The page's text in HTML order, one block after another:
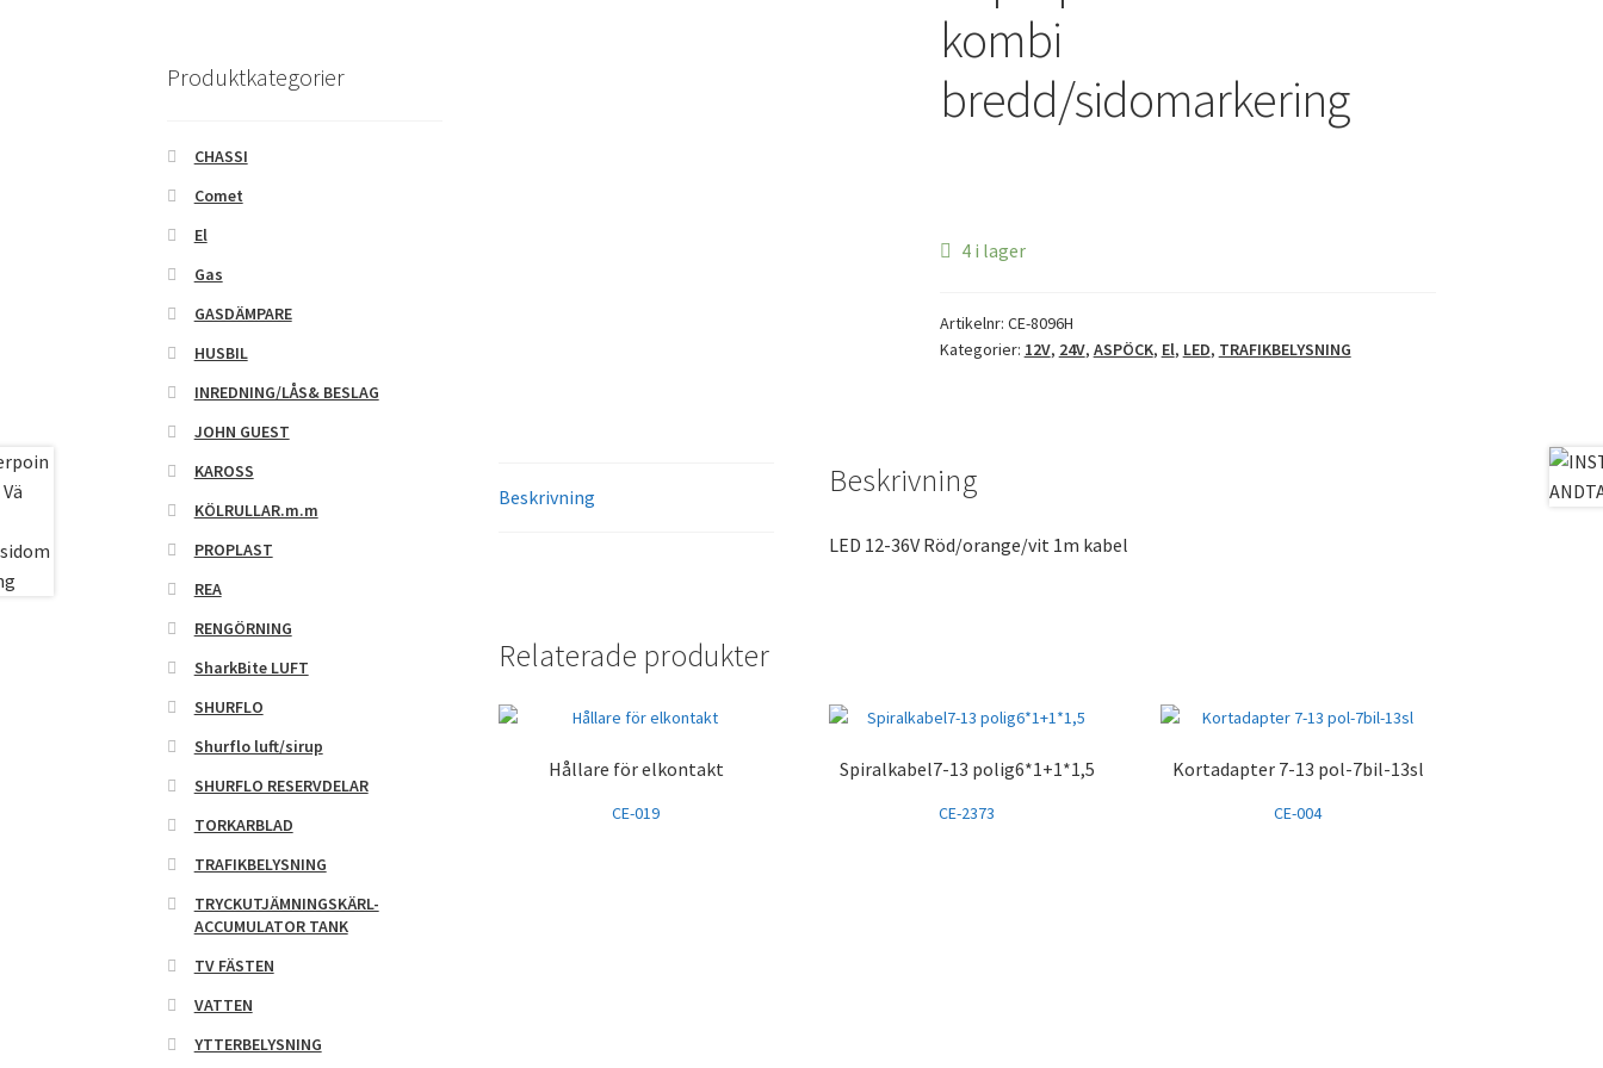
kombi
bredd/sidomarkering
4 i lager
Artikelnr: CE-8096H
Kategorier: 12V, 24V, ASPÖCK, El, LED, TRAFIKBELYSNING
Beskrivning Beskrivning
LED 12-36V Röd/orange/vit 1m kabel
Relaterade produkter
Hållare för elkontakt
CE-019
Spiralkabel7-13 polig6*1+1*1,5
CE-2373
Kortadapter 7-13 pol-7bil-13sl
CE-004
Produktkategorier
CHASSI
Comet
El
Gas
GASDÄMPARE
HUSBIL
INREDNING/LÅS& BESLAG
JOHN GUEST
KAROSS
KÖLRULLAR.m.m
PROPLAST
REA
RENGÖRNING
SharkBite LUFT
SHURFLO
Shurflo luft/sirup
SHURFLO RESERVDELAR
TORKARBLAD
TRAFIKBELYSNING
TRYCKUTJÄMNINGSKÄRL-
ACCUMULATOR TANK
TV FÄSTEN
VATTEN
YTTERBELYSNING